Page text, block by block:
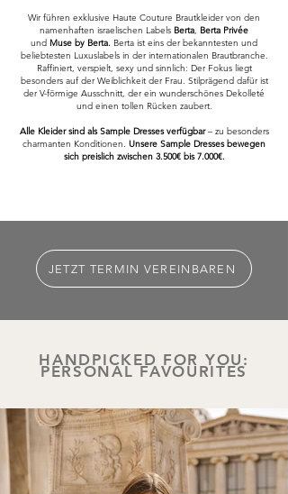
Wir führen exklusive Haute Couture Brautkleider von den
namenhaften israelischen Labels Berta, Berta Privée
und Muse by Berta. Berta ist eins der bekanntesten und
beliebtesten Luxuslabels in der internationalen Brautbranche.
Raffiniert, verspielt, sexy und sinnlich: Der Fokus liegt
besonders auf der Weiblichkeit der Frau. Stilprägend dafür ist
der V-förmige Ausschnitt, der ein wunderschönes Dekolleté
und einen tollen Rücken zaubert.
Alle Kleider sind als Sample Dresses verfügbar– zu besonders
charmanten Konditionen. Unsere Sample Dresses bewegen
sich preislich zwischen 3.500€ bis 7.000€.
JETZT TERMIN VEREINBAREN
HANDPICKED FOR YOU:
PERSONAL FAVOURITES